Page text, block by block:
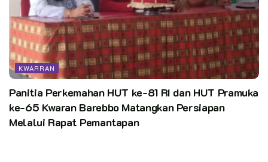
KWARRAN
Panitia Perkemahan HUT ke-81 RI dan HUT Pramuka
ke-65 Kwaran Barebbo Matangkan Persiapan
Melalui Rapat Pemantapan